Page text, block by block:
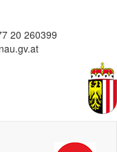
20 260399